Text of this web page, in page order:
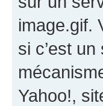
image.gif.
si c’est
Yahoo!,